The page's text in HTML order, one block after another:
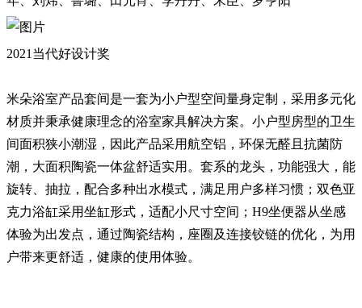
2021当代好设计奖
米朵浴室产品套间是一套为小户型空间量身定制，采用多元化
材质并秉承健康理念的浴室家具解决方案。小户型房型的卫生
间面积狭小潮湿，因此产品采用航空铝，环保无醛且抗菌防
潮，大面积陶瓷一体盆舒适实用。套系的龙头，功能强大，能
旋转、抽拉，配合多种出水模式，满足用户多样习惯；双色亚
克力浴缸采用坐缸形式，适配小尺寸空间；H9坐便器从坐感
体验为出发点，通过陶瓷结构，座圈及连接铰链的优化，为用
户带来更舒适，健康的使用体验。